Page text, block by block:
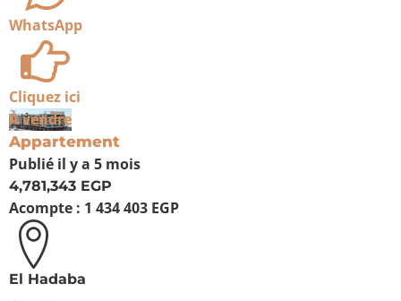
WhatsApp
Cliquez ici
À vendre
Appartement
Publié il y a 5 mois
4,781,343 EGP
Acompte : 1 434 403 EGP
El Hadaba